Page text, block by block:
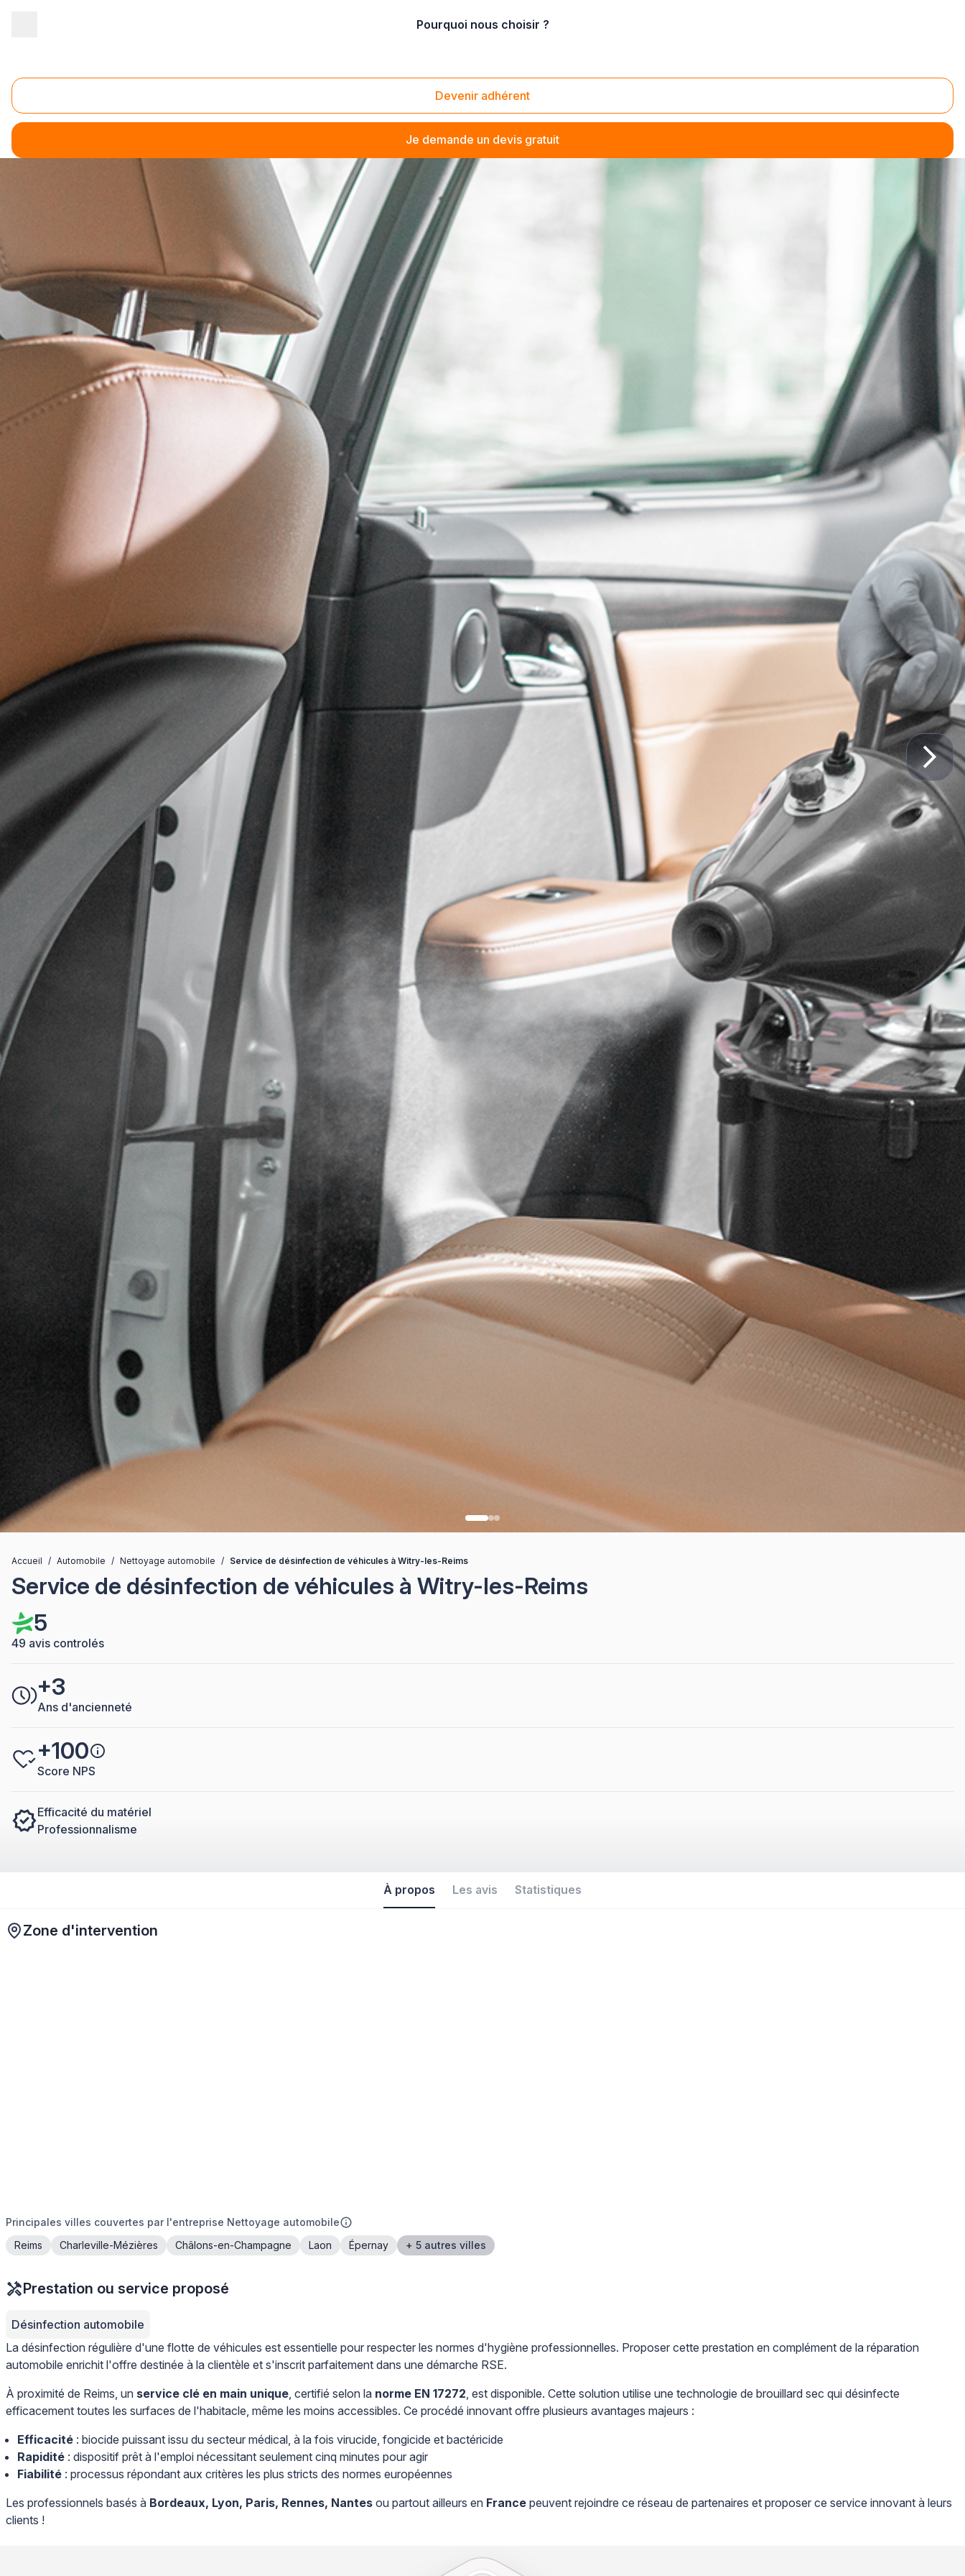
Pourquoi nous choisir ?
Devenir adhérent
Je demande un devis gratuit
Accueil / Automobile / Nettoyage automobile / Service de désinfection de véhicules à Witry-les-Reims
Service de désinfection de véhicules à Witry-les-Reims
5
49 avis controlés
+3
Ans d'ancienneté
+100
Score NPS
Efficacité du matériel
Professionnalisme
À propos Les avis Statistiques
Zone d'intervention
Principales villes couvertes par l'entreprise Nettoyage automobile
Reims
Charleville-Mézières Châlons-en-Champagne Laon Épernay + 5 autres villes
Prestation ou service proposé
Désinfection automobile
La désinfection régulière d'une flotte de véhicules est essentielle pour respecter les normes d'hygiène professionnelles. Proposer cette prestation en complément de la réparation
automobile enrichit l'offre destinée à la clientèle et s'inscrit parfaitement dans une démarche RSE.
À proximité de Reims, un service clé en main unique, certifié selon la norme EN 17272, est disponible. Cette solution utilise une technologie de brouillard sec qui désinfecte
efficacement toutes les surfaces de l'habitacle, même les moins accessibles. Ce procédé innovant offre plusieurs avantages majeurs :
Efficacité : biocide puissant issu du secteur médical, à la fois virucide, fongicide et bactéricide
Rapidité : dispositif prêt à l'emploi nécessitant seulement cinq minutes pour agir
Fiabilité : processus répondant aux critères les plus stricts des normes européennes
Les professionnels basés à Bordeaux, Lyon, Paris, Rennes, Nantes ou partout ailleurs en France peuvent rejoindre ce réseau de partenaires et proposer ce service innovant à leurs
clients !